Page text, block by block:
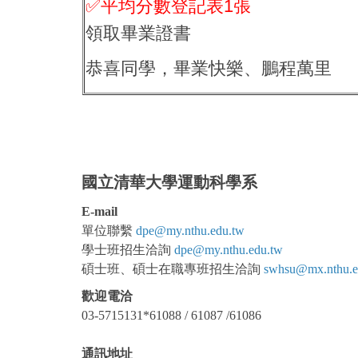
✅平均分數登記表1張
領取畢業證書
恭喜同學，畢業快樂、鵬程萬里
國立清華大學運動科學系
E-mail
單位聯繫 dpe@my.nthu.edu.tw
學士班招生洽詢 dpe@my.nthu.edu.tw
碩士班、碩士在職專班招生洽詢
歡迎電洽
03-5715131*61088 / 61087 /61086
通訊地址